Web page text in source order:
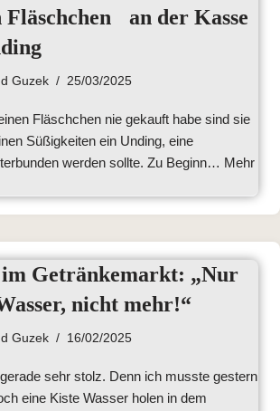
Fläschchen an der Kasse
Guzek 25/03/2025
Fläschchen nie gekauft habe sind sie
Süßigkeiten ein Unding, eine
werden sollte. Zu Beginn… Mehr
im Getränkemarkt: „Nur
nicht mehr!“
Guzek 16/02/2025
sehr stolz. Denn ich musste gestern
eine Kiste Wasser holen in dem